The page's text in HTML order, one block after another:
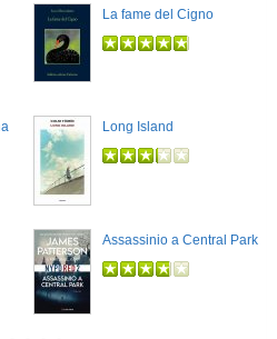
La fame del Cigno
Long Island
Assassinio a Central Park